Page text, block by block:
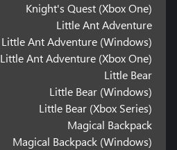
Knight's Quest (Xbox One)
Little Ant Adventure
Little Ant Adventure (Windows)
Little Ant Adventure (Xbox One)
Little Bear
Little Bear (Windows)
Little Bear (Xbox Series)
Magical Backpack
Magical Backpack (Windows)